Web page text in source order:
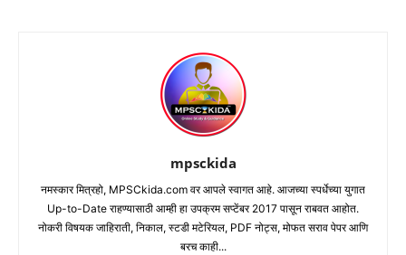
mpsckida
नमस्कार मित्रहो, MPSCkida.com वर आपले स्वागत आहे. आजच्या स्पर्धेच्या युगात
Up-to-Date राहण्यासाठी आम्ही हा उपक्रम सप्टेंबर 2017 पासून राबवत आहोत.
नोकरी विषयक जाहिराती, निकाल, स्टडी मटेरियल, PDF नोट्स, मोफत सराव पेपर आणि
बरच काही...